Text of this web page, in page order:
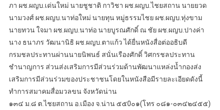
ภา ผช.ผญบ.เด่นใหม่ นายชูชาติ กาวิชา ผช.ผญบ.ไชยสถาน นายยวด
นามวงศ์ ผช.ผญบ.นาท่อใหม่ นายทุน หมู่ธรรมไชย ผช.ผญบ.ทุ่งขาม
นายทวน ใจมา ผช.ผญบ.นาท่อ นายบูรณศักดิ์ ณ ชัย ผช.ผญบ.ปางค่า
นาง ธนาภร วัฒนานิธิ ผช.ผญบ.ตาแก้ว ได้ยื่นหนังสื่อต่ออธิบดี
กรมชลประทานผ่านนายนิพนธ์ สนั่นเรืองศักดิ์ วิศกรชลประทาน
ชำนาญการ ส่วนส่งเสริมการมีส่วนร่วมด้านพัฒนาแหล่งน้ำกองส่ง
เสริมการมีส่วนร่วมของประชาชนโดยในหนังสือมีรายละเอียดดังนี้
ทำการสมาคมสื่อมวลขน จังหวัดน่าน
๑๓๔ ม.๘ ต.ไชยสถาน อ.เมือง จ.น่าน ๕๕0๐๑(โทร ๐๘๑-๐๓๔๒๔๕๕)